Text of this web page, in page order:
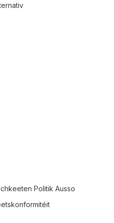
Politik Ausso